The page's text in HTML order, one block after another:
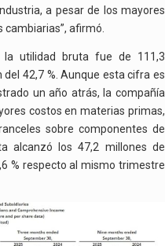
a pesar de los mayores
cambiarias”, afirmó.
la utilidad bruta fue de 111,3
42,7 %. Aunque esta cifra es
un año atrás, la compañía
costos en materias primas,
sobre componentes de
alcanzó los 47,2 millones de
% respecto al mismo trimestre